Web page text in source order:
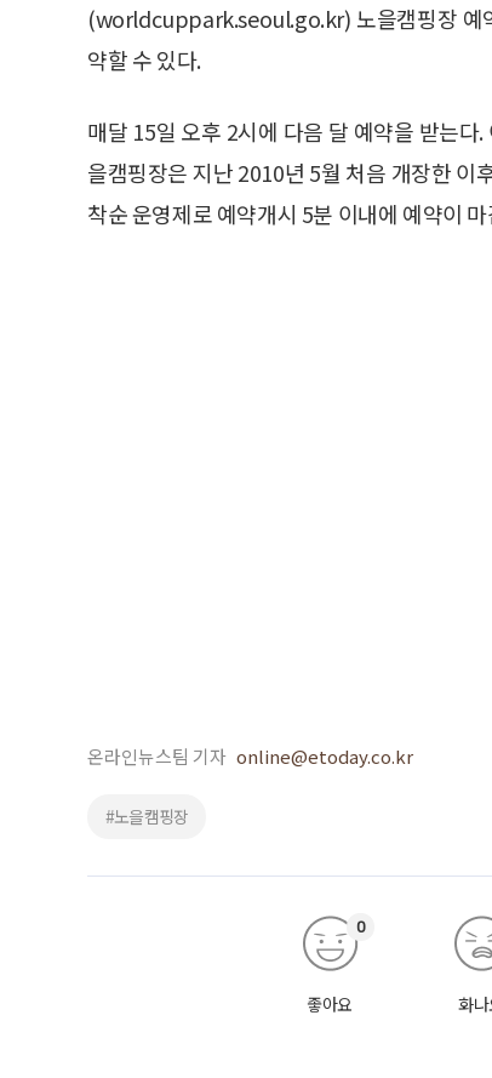
(worldcuppark.seoul.go.kr) 노을캠핑장 예
약할 수 있다.
매달 15일 오후 2시에 다음 달 예약을 받는
을캠핑장은 지난 2010년 5월 처음 개장한 이
착순 운영제로 예약개시 5분 이내에 예약이
온라인뉴스팀 기자 online@etoday.co.kr
#노을캠핑장
좋아요
0
화